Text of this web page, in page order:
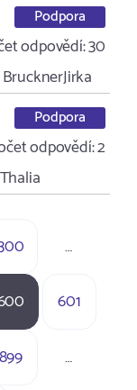
Podpora
odpovědí:30
BrucknerJirka
Podpora
odpovědí:2
Thalia
…
601
899 …